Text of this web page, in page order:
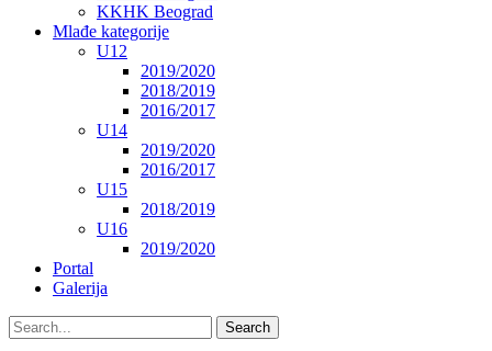
KKHK Beograd
Mlađe kategorije
U12
2019/2020
2018/2019
2016/2017
U14
2019/2020
2016/2017
U15
2018/2019
U16
2019/2020
Portal
Galerija